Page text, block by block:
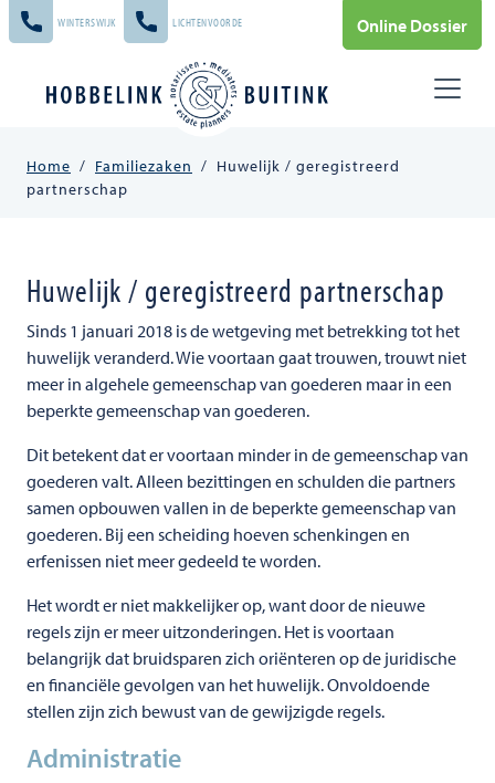
Skip to main content
WINTERSWIJK LICHTENVOORDE Online Dossier
Home / Familiezaken / Huwelijk / geregistreerd
partnerschap
Huwelijk / geregistreerd partnerschap
Sinds 1 januari 2018 is de wetgeving met betrekking tot het
huwelijk veranderd. Wie voortaan gaat trouwen, trouwt niet
meer in algehele gemeenschap van goederen maar in een
beperkte gemeenschap van goederen.
Dit betekent dat er voortaan minder in de gemeenschap van
goederen valt. Alleen bezittingen en schulden die partners
samen opbouwen vallen in de beperkte gemeenschap van
goederen. Bij een scheiding hoeven schenkingen en
erfenissen niet meer gedeeld te worden.
Het wordt er niet makkelijker op, want door de nieuwe
regels zijn er meer uitzonderingen. Het is voortaan
belangrijk dat bruidsparen zich oriënteren op de juridische
en financiële gevolgen van het huwelijk. Onvoldoende
stellen zijn zich bewust van de gewijzigde regels.
Administratie